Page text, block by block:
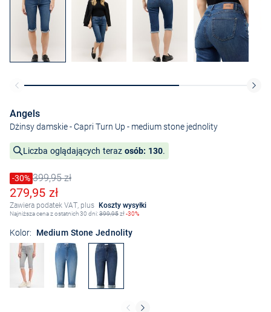
Angels
Dżinsy damskie - Capri Turn Up - medium stone jednolity
Liczba oglądających teraz osób: 130.
Cena obniżona o
-30%
Stara cena399,95 zł
Obniżona cena
279,95 zł
Zawiera podatek VAT, plus Koszty wysyłki
Najniższa cena z ostatnich 30 dni:399,95zł-30%
Kolor: Medium Stone Jednolity